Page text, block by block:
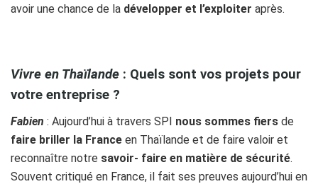
avoir une chance de la développer et l’exploiter après.
Vivre en Thaïlande : Quels sont vos projets pour
votre entreprise ?
Fabien : Aujourd’hui à travers SPI nous sommes fiers de
faire briller la France en Thaïlande et de faire valoir et
reconnaître notre savoir- faire en matière de sécurité.
Souvent critiqué en France, il fait ses preuves aujourd’hui en